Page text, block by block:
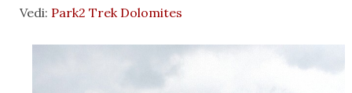
Vedi: Park2 Trek Dolomites